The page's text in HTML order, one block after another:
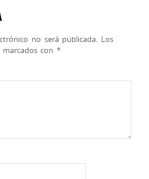
no será publicada. Los
con *